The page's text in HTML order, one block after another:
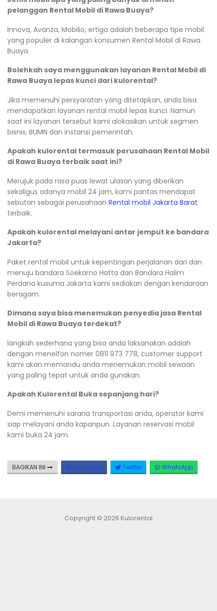
pelanggan Rental Mobil di Rawa Buaya?
Innova, Avanza, Mobilio, ertiga adalah beberapa tipe mobil
yang populer di kalangan konsumen Rental Mobil di Rawa
Buaya
Bolehkah saya menggunakan layanan Rental Mobil di
Rawa Buaya lepas kunci dari kulorental?
Jika memenuhi persyaratan yang ditetapkan, anda bisa
mendapatkan layanan rental mobil lepas kunci. Namun
saat ini layanan tersebut kami alokasikan untuk segmen
bisnis, BUMN dan instansi pemerintah.
Apakah kulorental termasuk perusahaan Rental Mobil
di Rawa Buaya terbaik saat ini?
Merujuk pada rasa puas lewat ulasan yang diberikan
sekaligus adanya mobil 24 jam, kami pantas mendapat
sebutan sebagai perusahaan Rental mobil Jakarta Barat
terbaik.
Apakah kulorental melayani antar jemput ke bandara
Jakarta?
Paket rental mobil untuk kepentingan perjalanan dari dan
menuju bandara Soekarno Hatta dan Bandara Halim
Perdana kusuma Jakarta kami sediakan dengan kendaraan
beragam.
Dimana saya bisa menemukan penyedia jasa Rental
Mobil di Rawa Buaya terdekat?
langkah sederhana yang bisa anda laksanakan adalah
dengan menelfon nomer 0811 973 778, customer support
kami akan memandu anda menemukan mobil sewaan
yang paling tepat untuk anda gunakan.
Apakah Kulorental Buka sepanjang hari?
Demi memenuhi sarana transportasi anda, operator kami
siap melayani anda kapanpun. Layanan reservasi mobil
kami buka 24 jam.
BAGIKAN INI Facebook Twitter WhatsApp
Copyright © 2026 Kulorental